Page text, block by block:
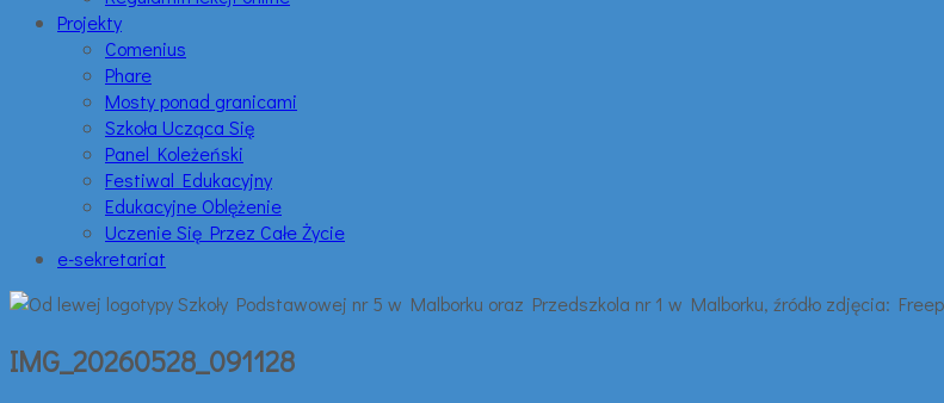
Projekty
Comenius
Phare
Mosty ponad granicami
Szkoła Ucząca Się
Panel Koleżeński
Festiwal Edukacyjny
Edukacyjne Oblężenie
Uczenie Się Przez Całe Życie
e-sekretariat
IMG_20260528_091128